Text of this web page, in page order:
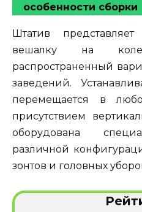
особенности сборки
Штатив
вешалку на
распространенный
заведений.
перемещается в
присутствием
оборудована
различной
зонтов и головных